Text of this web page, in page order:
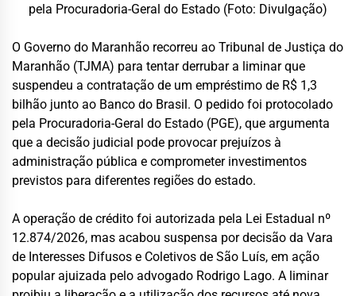
pela Procuradoria-Geral do Estado (Foto: Divulgação)
O Governo do Maranhão recorreu ao Tribunal de Justiça do
Maranhão (TJMA) para tentar derrubar a liminar que
suspendeu a contratação de um empréstimo de R$ 1,3
bilhão junto ao Banco do Brasil. O pedido foi protocolado
pela Procuradoria-Geral do Estado (PGE), que argumenta
que a decisão judicial pode provocar prejuízos à
administração pública e comprometer investimentos
previstos para diferentes regiões do estado.
A operação de crédito foi autorizada pela Lei Estadual nº
12.874/2026, mas acabou suspensa por decisão da Vara
de Interesses Difusos e Coletivos de São Luís, em ação
popular ajuizada pelo advogado Rodrigo Lago. A liminar